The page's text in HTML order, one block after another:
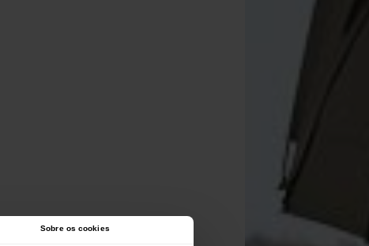
Sobre os cookies